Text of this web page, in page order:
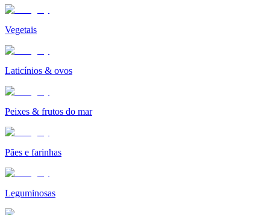
Vegetais
Laticínios & ovos
Peixes & frutos do mar
Pães e farinhas
Leguminosas